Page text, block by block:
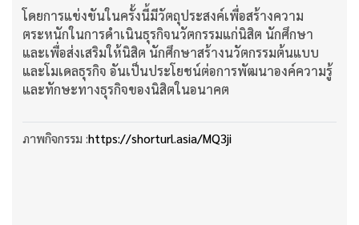
โดยการแข่งขันในครั้งนี้มีวัตถุประสงค์เพื่อสร้างความ
ตระหนักในการดำเนินธุรกิจนวัตกรรมแก่นิสิต นักศึกษา
และเพื่อส่งเสริมให้นิสิต นักศึกษาสร้างนวัตกรรมต้นแบบ
และโมเดลธุรกิจ อันเป็นประโยชน์ต่อการพัฒนาองค์ความรู้
และทักษะทางธุรกิจของนิสิตในอนาคต
ภาพกิจกรรม :https://shorturl.asia/MQ3ji